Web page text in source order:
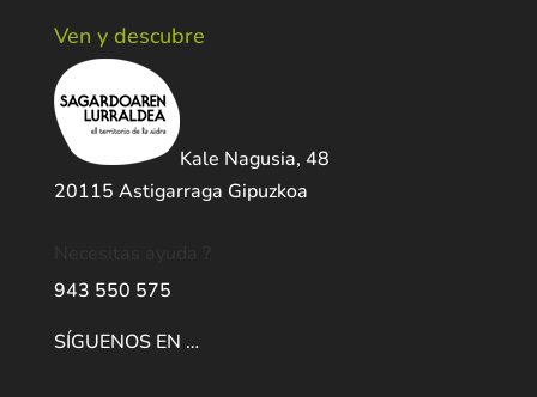
Ven y descubre
Kale Nagusia, 48
20115 Astigarraga Gipuzkoa
943 550 575
SÍGUENOS EN …